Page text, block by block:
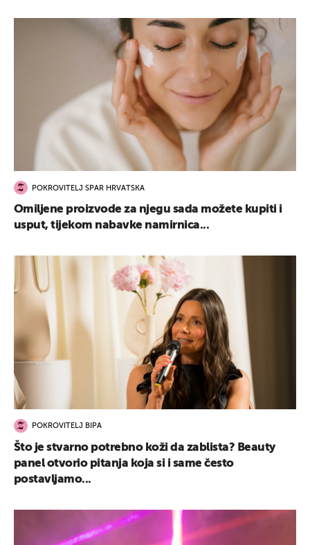
POKROVITELJ SPAR HRVATSKA
Omiljene proizvode za njegu sada možete kupiti i
usput, tijekom nabavke namirnica...
POKROVITELJ BIPA
Što je stvarno potrebno koži da zablista? Beauty
panel otvorio pitanja koja si i same često
postavljamo...